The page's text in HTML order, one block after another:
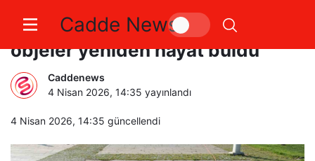
Cadde News
SEKA Kağıt Müzesi’nde metal
objeler yeniden hayat buldu
Caddenews
4 Nisan 2026, 14:35 yayınlandı
4 Nisan 2026, 14:35 güncellendi